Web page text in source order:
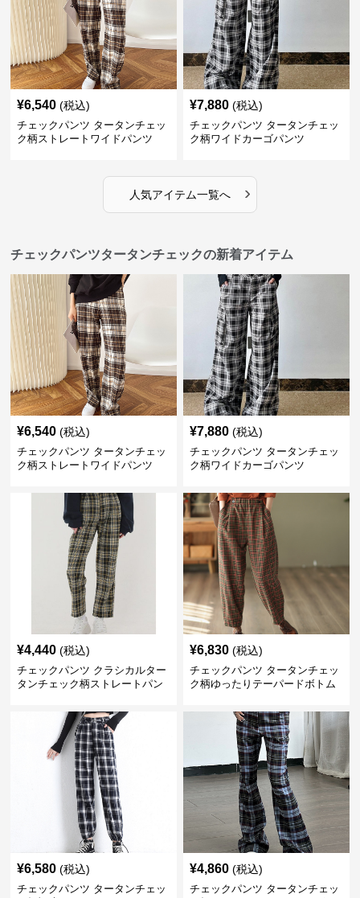
¥6,540 (税込)
チェックパンツ タータンチェッ
ク柄ストレートワイドパンツ
¥7,880 (税込)
チェックパンツ タータンチェッ
ク柄ワイドカーゴパンツ
人気アイテム一覧へ ›
チェックパンツタータンチェックの新着アイテム
¥6,540 (税込)
チェックパンツ タータンチェッ
ク柄ストレートワイドパンツ
¥7,880 (税込)
チェックパンツ タータンチェッ
ク柄ワイドカーゴパンツ
¥4,440 (税込)
チェックパンツ クラシカルター
タンチェック柄ストレートパン
¥6,830 (税込)
チェックパンツ タータンチェッ
ク柄ゆったりテーパードボトム
¥6,580 (税込)
チェックパンツ タータンチェッ
¥4,860 (税込)
チェックパンツ タータンチェッ